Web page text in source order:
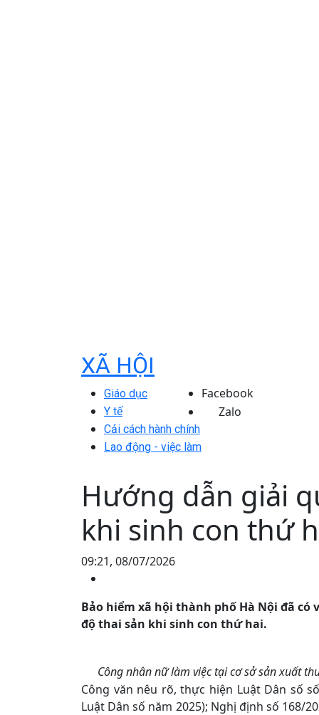
XÃ HỘI
Giáo dục
Y tế
Cải cách hành chính
Lao động - việc làm
Facebook
Zalo
Hướng dẫn giải
khi sinh con thứ
09:21, 08/07/2026
Bảo hiểm xã hội thành phố Hà Nội đã
độ thai sản khi sinh con thứ hai.
Công nhân nữ làm việc tại cơ sở sản xuất
Công văn nêu rõ, thực hiện Luật Dân số
Luật Dân số năm 2025); Nghị định số 168/